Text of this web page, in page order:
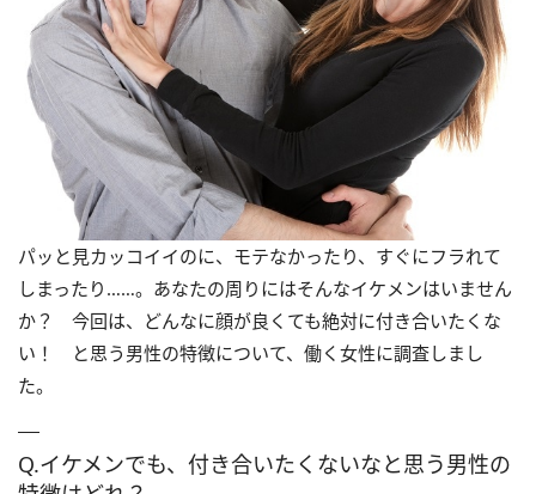
パッと見カッコイイのに、モテなかったり、すぐにフラれて
しまったり……。あなたの周りにはそんなイケメンはいません
か？ 今回は、どんなに顔が良くても絶対に付き合いたくな
い！ と思う男性の特徴について、働く女性に調査しまし
た。
Q.イケメンでも、付き合いたくないなと思う男性の